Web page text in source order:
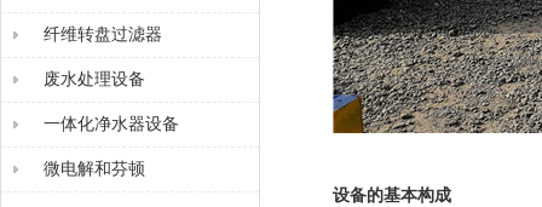
纤维转盘过滤器
废水处理设备
一体化净水器设备
微电解和芬顿
设备的基本构成